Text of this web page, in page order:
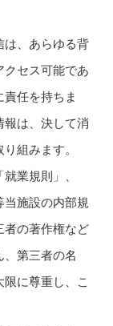
は、あらゆる背
クセス可能であ
任を持ちま
報は、決して消
組みます。
業規則」、
当施設の内部規
者の著作権など
第三者の名
に尊重し、こ